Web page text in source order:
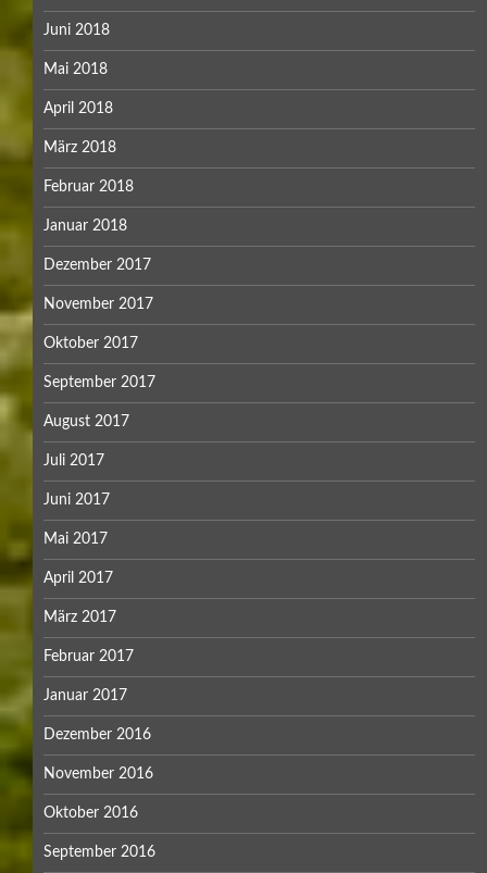
Juni 2018
Mai 2018
April 2018
März 2018
Februar 2018
Januar 2018
Dezember 2017
November 2017
Oktober 2017
September 2017
August 2017
Juli 2017
Juni 2017
Mai 2017
April 2017
März 2017
Februar 2017
Januar 2017
Dezember 2016
November 2016
Oktober 2016
September 2016